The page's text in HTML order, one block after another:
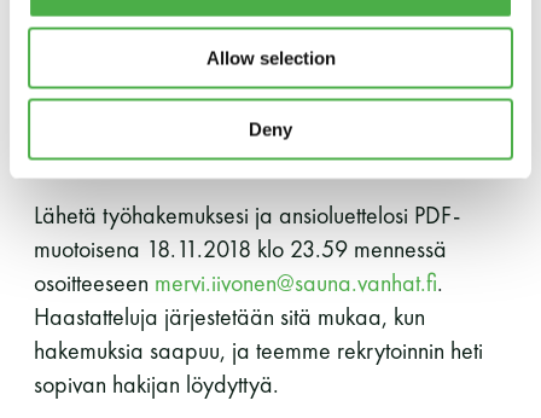
Allow selection
Deny
Y-tunnus: 0116872-9
Tietosuojaseloste
Saunaseuran tarkoitus
Suomen Saunaseura vaalii perinteisiä, kohteliaita
saunomistapoja, joiden perustana on toisten
Lauttasaaressa, Helsingissä. Työ on vuorotyötä ja
se ajoittuu pääsääntöisesti aikavälille klo 10-
23.00, sisältäen enimmäkseen ilta- ja
lauantaivuoroja. Palkkaus on MaRa ry:n
työehtosopimuksen mukainen.
Lähetä työhakemuksesi ja ansioluettelosi PDF-
muotoisena 18.11.2018 klo 23.59 mennessä
osoitteeseen mervi.iivonen@sauna.vanhat.fi.
Haastatteluja järjestetään sitä mukaa, kun
hakemuksia saapuu, ja teemme rekrytoinnin heti
sopivan hakijan löydyttyä.